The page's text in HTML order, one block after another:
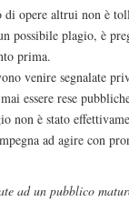
opere altrui non è
possibile plagio, è
prima.
venire segnalate
essere rese
non è stato
ad agire con
ad un pubblico